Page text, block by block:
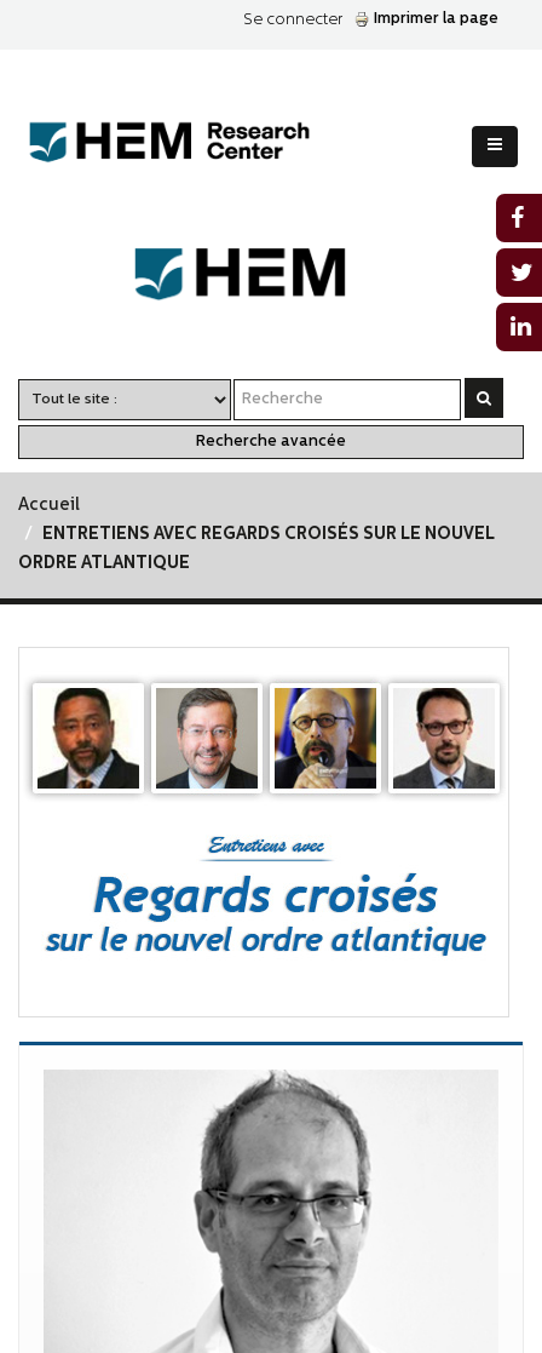
Se connecter Imprimer la page
Recherche avancée
Accueil
ENTRETIENS AVEC REGARDS CROISÉS SUR LE NOUVEL
ORDRE ATLANTIQUE